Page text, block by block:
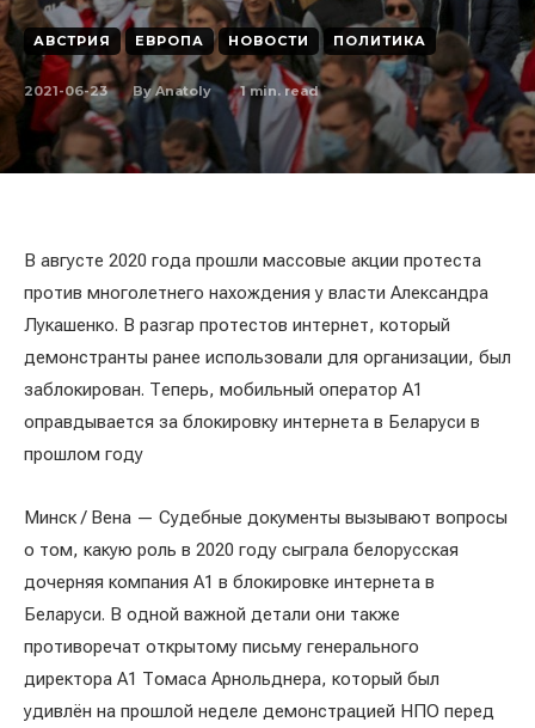
АВСТРИЯ ЕВРОПА НОВОСТИ ПОЛИТИКА
2021-06-23 By Anatoly 1min. read
В августе 2020 года прошли массовые акции протеста
против многолетнего нахождения у власти Александра
Лукашенко. В разгар протестов интернет, который
демонстранты ранее использовали для организации, был
заблокирован. Теперь, мобильный оператор А1
оправдывается за блокировку интернета в Беларуси в
прошлом году
Минск / Вена — Судебные документы вызывают вопросы
о том, какую роль в 2020 году сыграла белорусская
дочерняя компания A1 в блокировке интернета в
Беларуси. В одной важной детали они также
противоречат открытому письму генерального
директора A1 Томаса Арнольднера, который был
удивлён на прошлой неделе демонстрацией НПО перед